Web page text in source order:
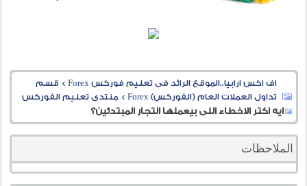
اف اكس ارابيا..الموقع الرائد فى تعليم فوركس Forex > قسم
تداول العملات العام (الفوركس) Forex
> منتدى تعليم الفوركس
ايه اكتر الاخطاء اللى بيعملها التجار المبتدئين؟
الملاحظات